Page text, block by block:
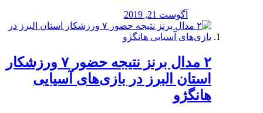
آگوست 21, 2019
۲ مدال برنز نتیجه حضور ۷ ورزشکار
استان البرز در بازی‌های آسیایی
هانگژو